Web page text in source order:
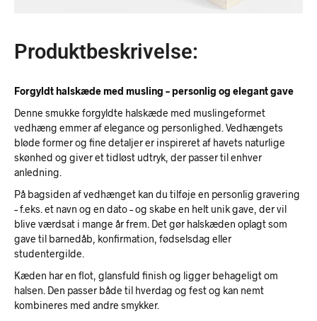
Produktbeskrivelse:
Forgyldt halskæde med musling – personlig og elegant gave
Denne smukke forgyldte halskæde med muslingeformet
vedhæng emmer af elegance og personlighed. Vedhængets
bløde former og fine detaljer er inspireret af havets naturlige
skønhed og giver et tidløst udtryk, der passer til enhver
anledning.
På bagsiden af vedhænget kan du tilføje en personlig gravering
– f.eks. et navn og en dato – og skabe en helt unik gave, der vil
blive værdsat i mange år frem. Det gør halskæden oplagt som
gave til barnedåb, konfirmation, fødselsdag eller
studentergilde.
Kæden har en flot, glansfuld finish og ligger behageligt om
halsen. Den passer både til hverdag og fest og kan nemt
kombineres med andre smykker.